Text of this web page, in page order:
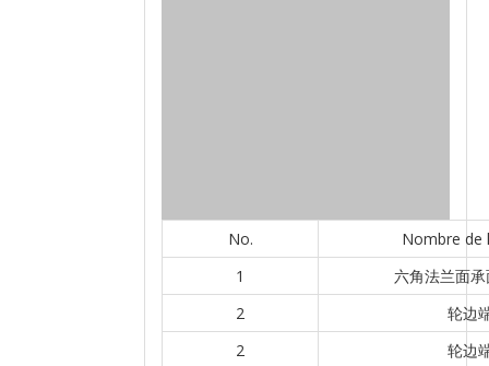
No.
Nombre de
1
六角法兰面
2
轮边
2
轮边